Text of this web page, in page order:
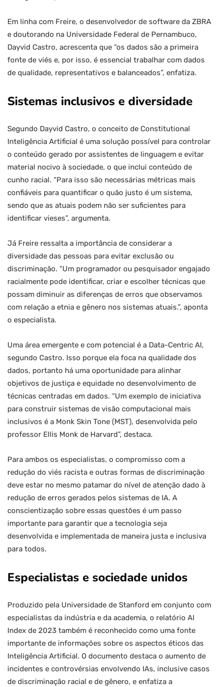
Em linha com Freire, o desenvolvedor de software da ZBRA
e doutorando na Universidade Federal de Pernambuco,
Dayvid Castro, acrescenta que “os dados são a primeira
fonte de viés e, por isso, é essencial trabalhar com dados
de qualidade, representativos e balanceados”, enfatiza.
Sistemas inclusivos e diversidade
Segundo Dayvid Castro, o conceito de Constitutional
Inteligência Artificial é uma solução possível para controlar
o conteúdo gerado por assistentes de linguagem e evitar
material nocivo à sociedade, o que inclui conteúdo de
cunho racial. “Para isso são necessárias métricas mais
confiáveis para quantificar o quão justo é um sistema,
sendo que as atuais podem não ser suficientes para
identificar vieses”, argumenta.
Já Freire ressalta a importância de considerar a
diversidade das pessoas para evitar exclusão ou
discriminação. “Um programador ou pesquisador engajado
racialmente pode identificar, criar e escolher técnicas que
possam diminuir as diferenças de erros que observamos
com relação a etnia e gênero nos sistemas atuais.”, aponta
o especialista.
Uma área emergente e com potencial é a Data-Centric AI,
segundo Castro. Isso porque ela foca na qualidade dos
dados, portanto há uma oportunidade para alinhar
objetivos de justiça e equidade no desenvolvimento de
técnicas centradas em dados. “Um exemplo de iniciativa
para construir sistemas de visão computacional mais
inclusivos é a Monk Skin Tone (MST), desenvolvida pelo
professor Ellis Monk de Harvard”, destaca.
Para ambos os especialistas, o compromisso com a
redução do viés racista e outras formas de discriminação
deve estar no mesmo patamar do nível de atenção dado à
redução de erros gerados pelos sistemas de IA. A
conscientização sobre essas questões é um passo
importante para garantir que a tecnologia seja
desenvolvida e implementada de maneira justa e inclusiva
para todos.
Especialistas e sociedade unidos
Produzido pela Universidade de Stanford em conjunto com
especialistas da indústria e da academia, o relatório AI
Index de 2023 também é reconhecido como uma fonte
importante de informações sobre os aspectos éticos das
Inteligência Artificial. O documento destaca o aumento de
incidentes e controvérsias envolvendo IAs, inclusive casos
de discriminação racial e de gênero, e enfatiza a